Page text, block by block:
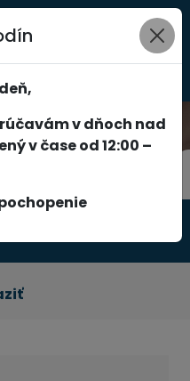
0
v dňoch nad
v čase od 12:00 –